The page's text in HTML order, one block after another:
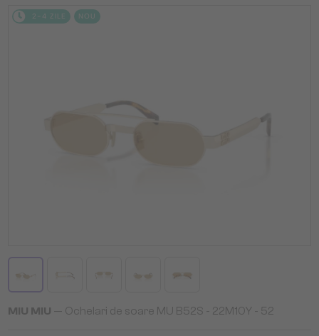
2-4 ZILE NOU
MIU MIU — Ochelari de soare MU B52S - 22M10Y - 52